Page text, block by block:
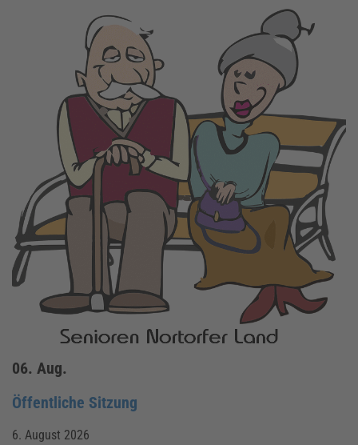
06. Aug.
Öffentliche Sitzung
6. August 2026